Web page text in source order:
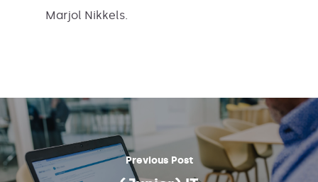
Marjol Nikkels.
Previous Post